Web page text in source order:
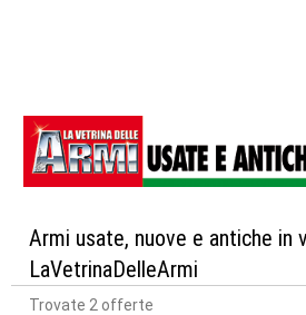
Armi usate, nuove e antiche in
LaVetrinaDelleArmi
Trovate 2 offerte